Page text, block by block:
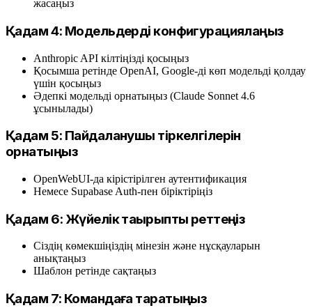
жасаңыз
Қадам 4: Модельдерді конфигурациялаңыз
Anthropic API кілтіңізді қосыңыз
Қосымша ретінде OpenAI, Google-ді көп модельді қолдау
үшін қосыңыз
Әдепкі модельді орнатыңыз (Claude Sonnet 4.6
ұсынылады)
Қадам 5: Пайдаланушы тіркелгілерін
орнатыңыз
OpenWebUI-да кірістірілген аутентификация
Немесе Supabase Auth-пен біріктіріңіз
Қадам 6: Жүйелік тақырыпты реттеңіз
Сіздің көмекшіңіздің мінезін және нұсқауларын
анықтаңыз
Шаблон ретінде сақтаңыз
Қадам 7: Командаға таратыңыз